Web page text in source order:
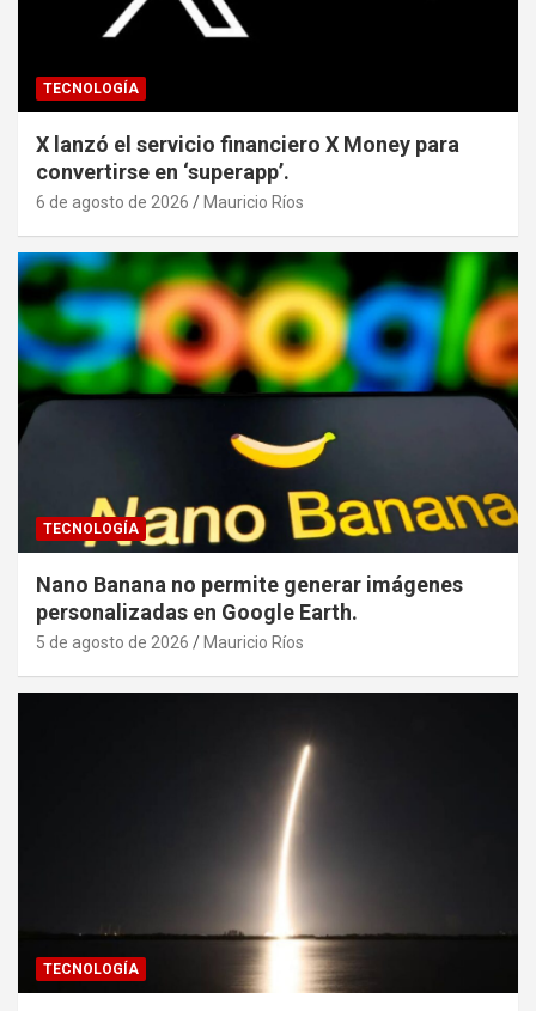
TECNOLOGÍA
X lanzó el servicio financiero X Money para
convertirse en ‘superapp’.
6 de agosto de 2026 Mauricio Ríos
TECNOLOGÍA
Nano Banana no permite generar imágenes
personalizadas en Google Earth.
5 de agosto de 2026 Mauricio Ríos
TECNOLOGÍA